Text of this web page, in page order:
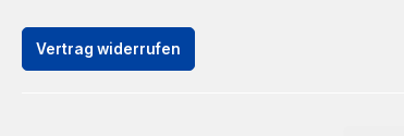
Vertrag widerrufen